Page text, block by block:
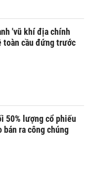
'vũ khí địa chính
cầu đứng trước
50% lượng cổ phiếu
ra công chúng